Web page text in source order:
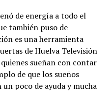
de energía a todo el
también puso de
es una herramienta
de Huelva Televisión
sueñan con contar
de que los sueños
poco de ayuda y mucha